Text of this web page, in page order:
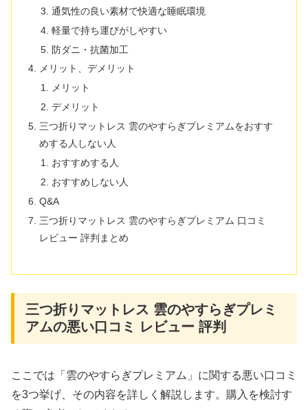
通気性の良い素材で快適な睡眠環境
軽量で持ち運びがしやすい
防ダニ・抗菌加工
メリット、デメリット
メリット
デメリット
三つ折りマットレス 雲のやすらぎプレミアムをおすす
めする人しない人
おすすめする人
おすすめしない人
Q&A
三つ折りマットレス 雲のやすらぎプレミアム 口コミ
レビュー 評判まとめ
三つ折りマットレス 雲のやすらぎプレミ
アムの悪い口コミ レビュー 評判
ここでは「雲のやすらぎプレミアム」に関する悪い口コミ
を3つ挙げ、その内容を詳しく解説します。購入を検討す